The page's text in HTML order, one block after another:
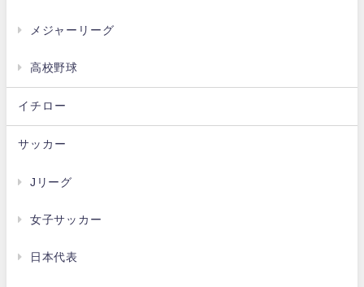
メジャーリーグ
高校野球
イチロー
サッカー
Jリーグ
女子サッカー
日本代表